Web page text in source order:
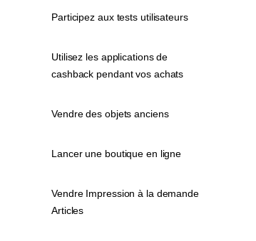
Participez aux tests utilisateurs
Utilisez les applications de
cashback pendant vos achats
Vendre des objets anciens
Lancer une boutique en ligne
Vendre Impression à la demande
Articles